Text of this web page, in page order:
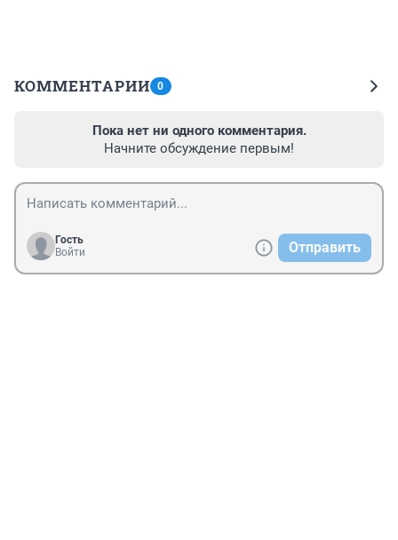
КОММЕНТАРИИ 0
Пока нет ни одного комментария.
Начните обсуждение первым!
Гость
Войти
Отправить